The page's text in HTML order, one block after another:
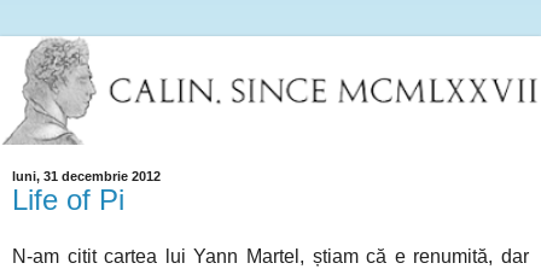
luni, 31 decembrie 2012
Life of Pi
N-am citit cartea lui Yann Martel, știam că e renumită, dar